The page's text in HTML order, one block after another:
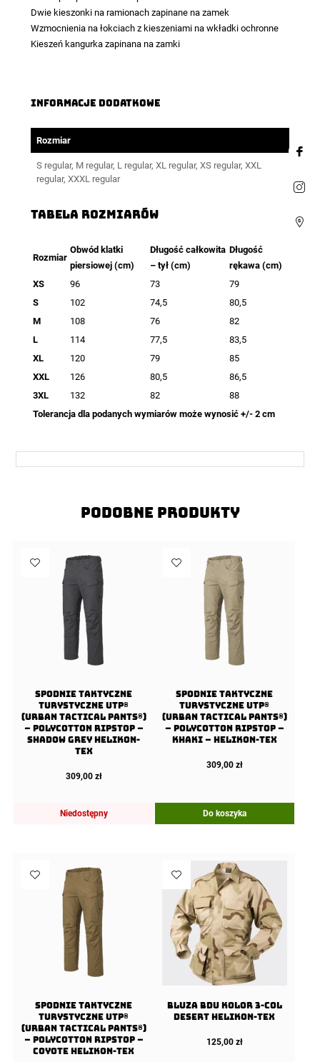
Dwie kieszonki na ramionach zapinane na zamek
Wzmocnienia na łokciach z kieszeniami na wkładki ochronne
Kieszeń kangurka zapinana na zamki
Informacje dodatkowe
Rozmiar
S regular, M regular, L regular, XL regular, XS regular, XXL
regular, XXXL regular
TABELA ROZMIARÓW
Rozmiar
Obwód klatki
piersiowej (cm)
Długość całkowita
– tył (cm)
Długość
rękawa (cm)
XS
96 73
79
S
102 74,5
80,5
M
108 76
82
L
114 77,5
83,5
XL
120 79
85
XXL
126 80,5
86,5
3XL
132 82
88
Tolerancja dla podanych wymiarów może wynosić +/- 2 cm
Podobne produkty
Spodnie Taktyczne
Turystyczne UTP®
(Urban Tactical Pants®)
– PolyCotton Ripstop –
Shadow Grey Helikon-
tex
309,00 zł
Niedostępny
Spodnie Taktyczne
Turystyczne UTP®
(Urban Tactical Pants®)
– PolyCotton Ripstop –
Khaki – Helikon-Tex
309,00 zł
Do koszyka
Spodnie Taktyczne
Turystyczne UTP®
(Urban Tactical Pants®)
– PolyCotton Ripstop –
Coyote Helikon-Tex
Bluza BDU kolor 3-col
Desert Helikon-Tex
125,00 zł